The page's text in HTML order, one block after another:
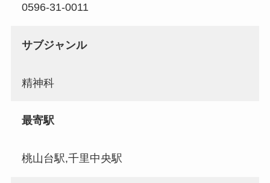
0596-31-0011
サブジャンル
精神科
最寄駅
桃山台駅,千里中央駅